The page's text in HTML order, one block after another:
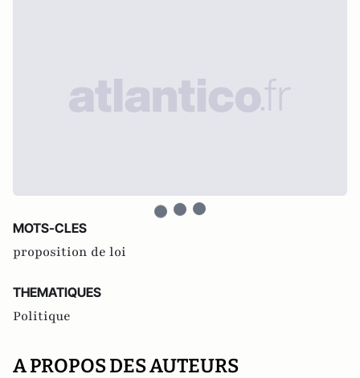
MOTS-CLES
proposition de loi
THEMATIQUES
Politique
A PROPOS DES AUTEURS